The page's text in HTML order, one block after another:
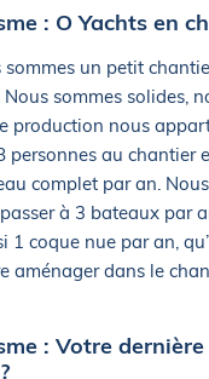
: O Yachts en
sommes un petit
sommes solides,
production nous
personnes au chantier
complet par an.
à 3 bateaux par
1 coque nue par an,
aménager dans le
: Votre